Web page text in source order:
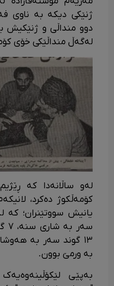
ژنێکی دیکە بە ناوی
دوو منداڵی و ژنێکیش
لەگەڵ منداڵێکی خۆی
لەو ساڵانەدا کە
بە ورمێ بوون.
بەپێی